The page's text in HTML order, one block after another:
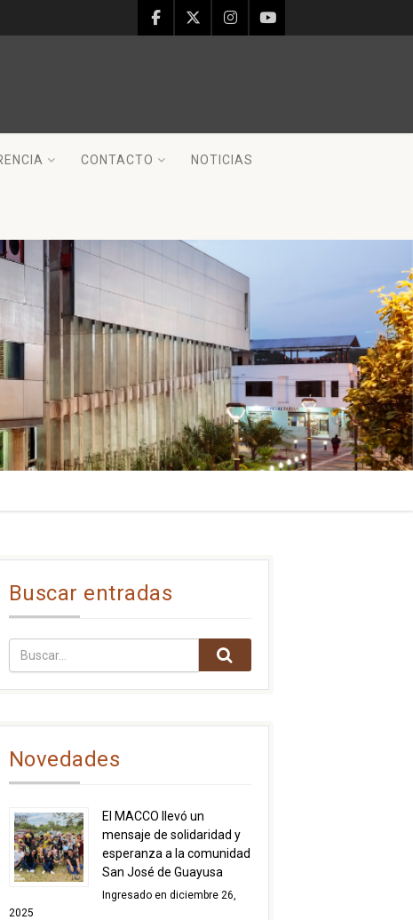
CONTACTO NOTICIAS
Buscar entradas
Novedades
El MACCO llevó un
mensaje de solidaridad y
esperanza a la comunidad
San José de Guayusa
Ingresado en diciembre 26,
2025